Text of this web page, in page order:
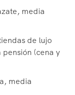
media
de lujo
(cena y
media